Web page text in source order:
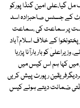
مل گیا،علی امین گنڈا پورکو
کے جسٹس صاحبزادہ اسد
پر سماعت کی ،سماعت
کے خلاف اسلام آباد
وزیراعلیٰ کو بار بارآنا پڑرہا
کہا ہم اس کیس میں
رپورٹ پیش کریں
کے پی کو 3ہفتوں کی حفاظتی ضمانت دیتے ہوئے کیس